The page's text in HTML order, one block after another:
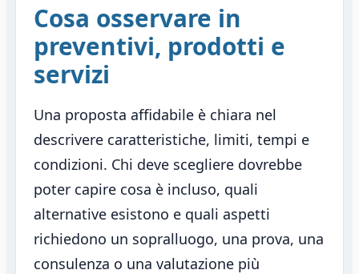
Cosa osservare in
preventivi, prodotti e
servizi
Una proposta affidabile è chiara nel
descrivere caratteristiche, limiti, tempi e
condizioni. Chi deve scegliere dovrebbe
poter capire cosa è incluso, quali
alternative esistono e quali aspetti
richiedono un sopralluogo, una prova, una
consulenza o una valutazione più